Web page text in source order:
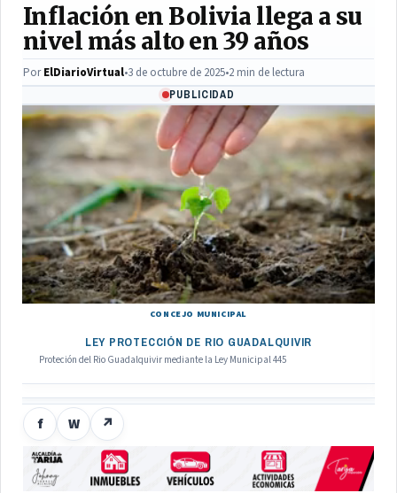
Inflación en Bolivia llega a su
nivel más alto en 39 años
PorElDiarioVirtual•3 de octubre de 2025•2 min de lectura
PUBLICIDAD
CONCEJO MUNICIPAL
LEY PROTECCIÓN DE RIO GUADALQUIVIR
Proteción del Rio Guadalquivir mediante la Ley Municipal 445
f W ↗